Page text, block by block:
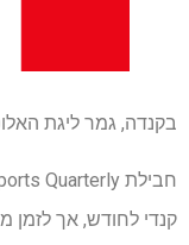
בקנדה, גמר ליגת
קנדי ​​לחודש, אך לזמן